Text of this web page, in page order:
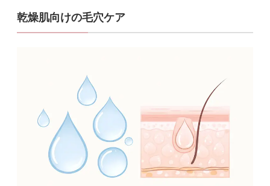
乾燥肌向けの毛穴ケア